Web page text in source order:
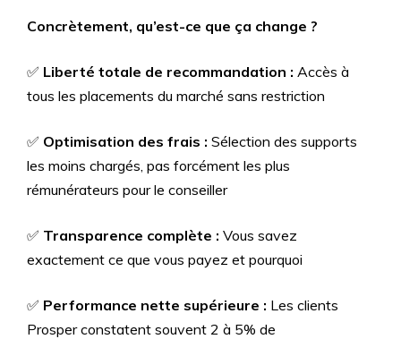
Concrètement, qu’est-ce que ça change ?
✅ Liberté totale de recommandation : Accès à
tous les placements du marché sans restriction
✅ Optimisation des frais : Sélection des supports
les moins chargés, pas forcément les plus
rémunérateurs pour le conseiller
✅ Transparence complète : Vous savez
exactement ce que vous payez et pourquoi
✅ Performance nette supérieure : Les clients
Prosper constatent souvent 2 à 5% de